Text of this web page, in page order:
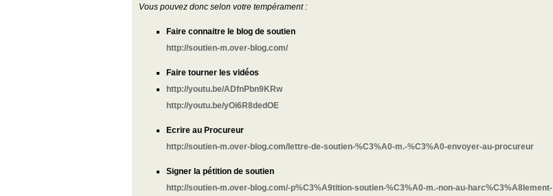
Vous pouvez donc selon votre tempérament :
Faire connaitre le blog de soutien
http://soutien-m.over-blog.com/
Faire tourner les vidéos
http://youtu.be/ADfnPbn9KRw
http://youtu.be/yOi6R8dedOE
Ecrire au Procureur
http://soutien-m.over-blog.com/lettre-de-soutien-%C3%A0-m.-%C3%A0-envoyer-au-procureur
Signer la pétition de soutien
http://soutien-m.over-blog.com/-p%C3%A9tition-soutien-%C3%A0-m.-non-au-harc%C3%A8lement-